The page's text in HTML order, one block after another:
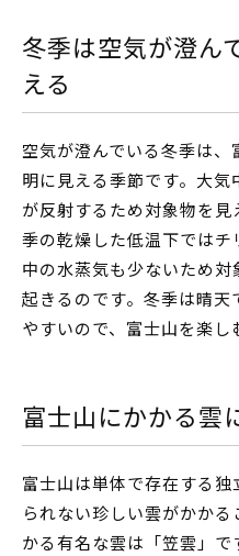
冬季は空気が澄ん
える
空気が澄んでいる冬季は
明に見える季節です。大
が反射するため対象物を
季の乾燥した低温下では
中の水蒸気も少ないため
起きるのです。冬季は晴
やすいので、富士山を楽し
富士山にかかる雲
富士山は単体で存在する
られない珍しい雲がかか
かる有名な雲は「笠雲」